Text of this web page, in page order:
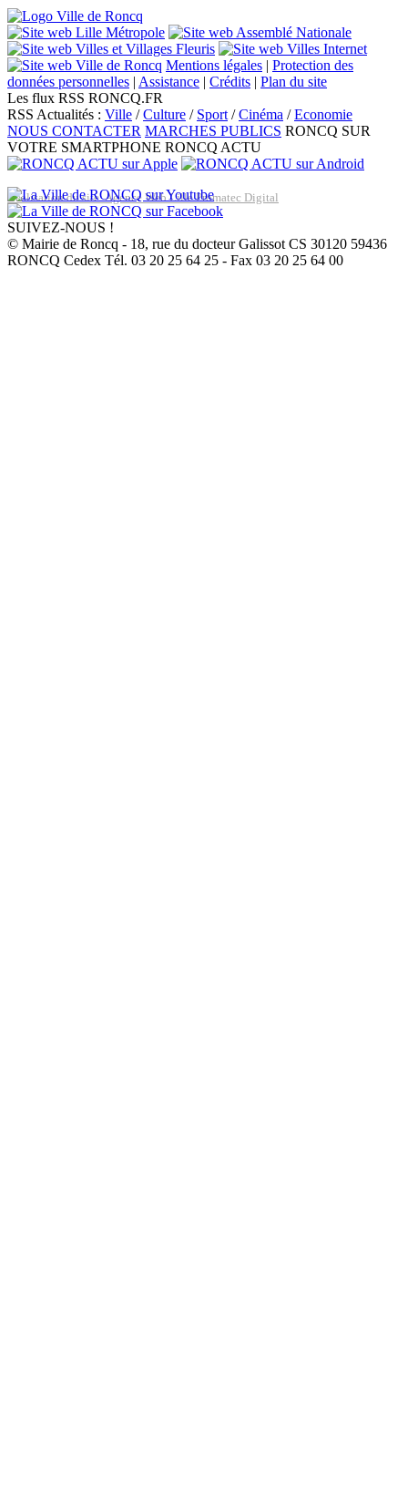
Mentions légales | Protection des
données personnelles | Assistance | Crédits | Plan du site
Les flux RSS RONCQ.FR
RSS Actualités : Ville /Culture / Sport /Cinéma /Economie
NOUS CONTACTER MARCHES PUBLICS RONCQ SUR
VOTRE SMARTPHONE RONCQ ACTU
Réalisation du site: Agence Web Lille Promatec Digital
SUIVEZ-NOUS !
© Mairie de Roncq - 18, rue du docteur Galissot CS 30120 59436
RONCQ Cedex Tél. 03 20 25 64 25 - Fax 03 20 25 64 00